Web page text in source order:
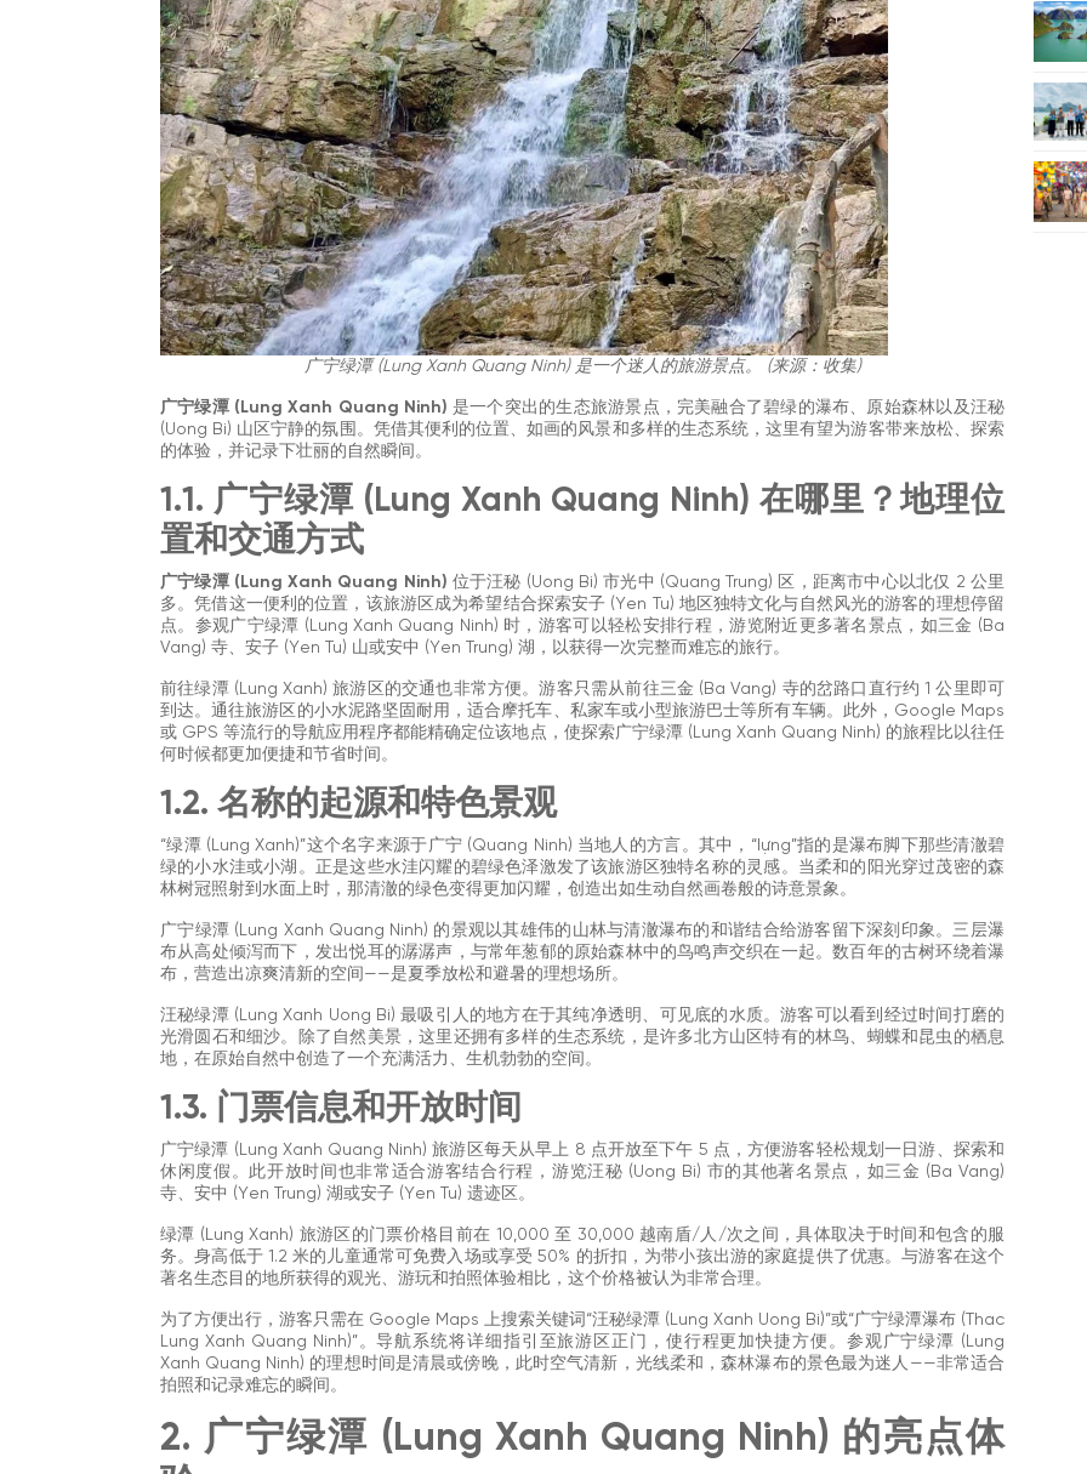
广宁绿潭 (Lung Xanh Quang Ninh) 是一个迷人的旅游景点。 (来源：收集)
广宁绿潭 (Lung Xanh Quang Ninh) 是一个突出的生态旅游景点，完美融合了碧绿的瀑布、原始森林以及汪秘
(Uong Bi) 山区宁静的氛围。凭借其便利的位置、如画的风景和多样的生态系统，这里有望为游客带来放松、探索
的体验，并记录下壮丽的自然瞬间。
1.1. 广宁绿潭 (Lung Xanh Quang Ninh) 在哪里？地理位
置和交通方式
广宁绿潭 (Lung Xanh Quang Ninh) 位于汪秘 (Uong Bi) 市光中 (Quang Trung) 区，距离市中心以北仅 2 公里
多。凭借这一便利的位置，该旅游区成为希望结合探索安子 (Yen Tu) 地区独特文化与自然风光的游客的理想停留
点。参观广宁绿潭 (Lung Xanh Quang Ninh) 时，游客可以轻松安排行程，游览附近更多著名景点，如三金 (Ba
Vang) 寺、安子 (Yen Tu) 山或安中 (Yen Trung) 湖，以获得一次完整而难忘的旅行。
前往绿潭 (Lung Xanh) 旅游区的交通也非常方便。游客只需从前往三金 (Ba Vang) 寺的岔路口直行约 1 公里即可
到达。通往旅游区的小水泥路坚固耐用，适合摩托车、私家车或小型旅游巴士等所有车辆。此外，Google Maps
或 GPS 等流行的导航应用程序都能精确定位该地点，使探索广宁绿潭 (Lung Xanh Quang Ninh) 的旅程比以往任
何时候都更加便捷和节省时间。
1.2. 名称的起源和特色景观
“绿潭 (Lung Xanh)”这个名字来源于广宁 (Quang Ninh) 当地人的方言。其中，“lựng”指的是瀑布脚下那些清澈碧
绿的小水洼或小湖。正是这些水洼闪耀的碧绿色泽激发了该旅游区独特名称的灵感。当柔和的阳光穿过茂密的森
林树冠照射到水面上时，那清澈的绿色变得更加闪耀，创造出如生动自然画卷般的诗意景象。
广宁绿潭 (Lung Xanh Quang Ninh) 的景观以其雄伟的山林与清澈瀑布的和谐结合给游客留下深刻印象。三层瀑
布从高处倾泻而下，发出悦耳的潺潺声，与常年葱郁的原始森林中的鸟鸣声交织在一起。数百年的古树环绕着瀑
布，营造出凉爽清新的空间——是夏季放松和避暑的理想场所。
汪秘绿潭 (Lung Xanh Uong Bi) 最吸引人的地方在于其纯净透明、可见底的水质。游客可以看到经过时间打磨的
光滑圆石和细沙。除了自然美景，这里还拥有多样的生态系统，是许多北方山区特有的林鸟、蝴蝶和昆虫的栖息
地，在原始自然中创造了一个充满活力、生机勃勃的空间。
1.3. 门票信息和开放时间
广宁绿潭 (Lung Xanh Quang Ninh) 旅游区每天从早上 8 点开放至下午 5 点，方便游客轻松规划一日游、探索和
休闲度假。此开放时间也非常适合游客结合行程，游览汪秘 (Uong Bi) 市的其他著名景点，如三金 (Ba Vang)
寺、安中 (Yen Trung) 湖或安子 (Yen Tu) 遗迹区。
绿潭 (Lung Xanh) 旅游区的门票价格目前在 10,000 至 30,000 越南盾/人/次之间，具体取决于时间和包含的服
务。身高低于 1.2 米的儿童通常可免费入场或享受 50% 的折扣，为带小孩出游的家庭提供了优惠。与游客在这个
著名生态目的地所获得的观光、游玩和拍照体验相比，这个价格被认为非常合理。
为了方便出行，游客只需在 Google Maps 上搜索关键词“汪秘绿潭 (Lung Xanh Uong Bi)”或“广宁绿潭瀑布 (Thac
Lung Xanh Quang Ninh)”。导航系统将详细指引至旅游区正门，使行程更加快捷方便。参观广宁绿潭 (Lung
Xanh Quang Ninh) 的理想时间是清晨或傍晚，此时空气清新，光线柔和，森林瀑布的景色最为迷人——非常适合
拍照和记录难忘的瞬间。
2. 广宁绿潭 (Lung Xanh Quang Ninh) 的亮点体